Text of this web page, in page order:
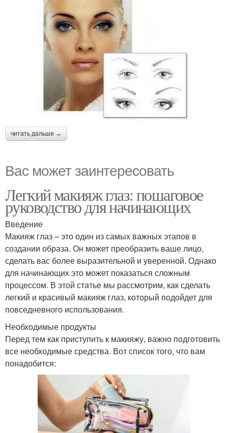
читать дальше →
Вас может заинтересовать
Легкий макияж глаз: пошаговое
руководство для начинающих
Введение
Макияж глаз – это один из самых важных этапов в
создании образа. Он может преобразить ваше лицо,
сделать вас более выразительной и уверенной. Однако
для начинающих это может показаться сложным
процессом. В этой статье мы рассмотрим, как сделать
легкий и красивый макияж глаз, который подойдет для
повседневного использования.
Необходимые продукты
Перед тем как приступить к макияжу, важно подготовить
все необходимые средства. Вот список того, что вам
понадобится: